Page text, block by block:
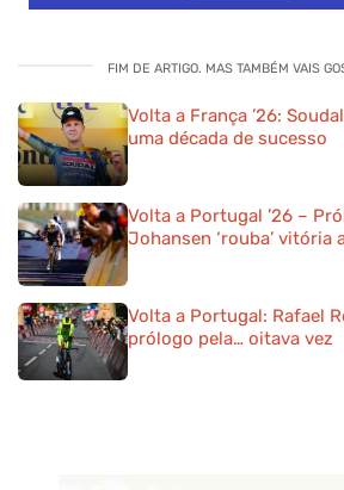
FIM DE ARTIGO. MAS TAMBÉM VAIS
Volta a França ’26:
uma década de sucesso
Volta a Portugal ’26 –
Johansen ‘rouba’ vitória
Volta a Portugal: Rafael
prólogo pela… oitava vez